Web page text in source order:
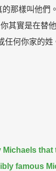
那樣叫他們
其實是在替
任何你家的姓
Michaels that
famous